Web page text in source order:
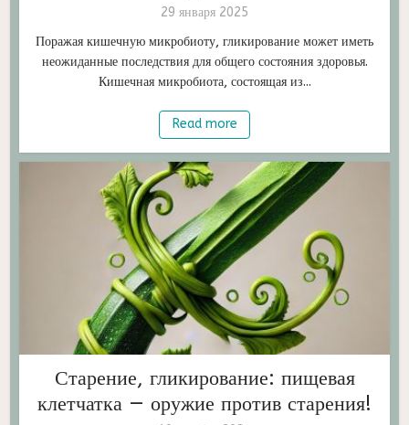
29 января 2025
Поражая кишечную микробиоту, гликирование может иметь
неожиданные последствия для общего состояния здоровья.
Кишечная микробиота, состоящая из...
Read more
Старение, гликирование: пищевая
клетчатка — оружие против старения!